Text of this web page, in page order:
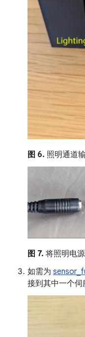
图 6. 照明通道
图 7. 将照明电
如需为
接到其中一个伺